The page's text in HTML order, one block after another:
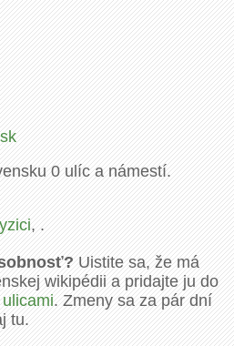
0 ulíc a námestí.
, .
Uistite sa, že má
wikipédii a pridajte ju do
. Zmeny sa za pár dní
tu.